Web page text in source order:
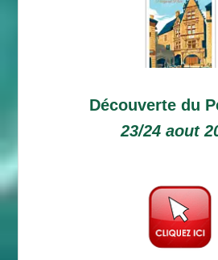
Découverte du
23/24 aout